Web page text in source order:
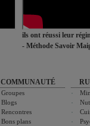
ils ont réussi leur
- Méthode Savoir
COMMUNAUTÉ
Groupes
Blogs
Rencontres
Bons plans